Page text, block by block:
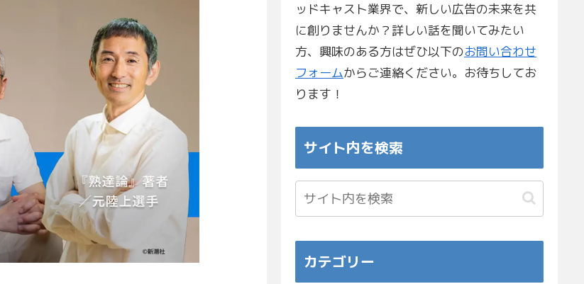
ッドキャスト業界で、新しい広告の未来を共
に創りませんか？詳しい話を聞いてみたい
方、興味のある方はぜひ以下のお問い合わせ
フォームからご連絡ください。お待ちしてお
ります！
サイト内を検索
カテゴリー